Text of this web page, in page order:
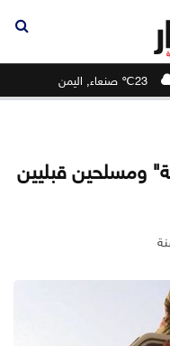
23℃ صنعاء, اليمن
ومسلحين قبليين